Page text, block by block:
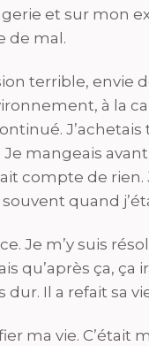
et sur mon
de mal.
terrible, envie
à la
mangeais
compte de rien.
quand
Je m’y suis
qu’après ça,
dur. Il a refait sa
ma vie. C’était